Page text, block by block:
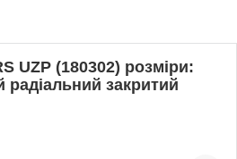
UZP (180302) розміри:
радіальний закритий